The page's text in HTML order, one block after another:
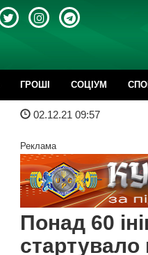
ГРОШІ CОЦІУМ
02.12.21 09:57
Реклама
Понад 60
стартувало